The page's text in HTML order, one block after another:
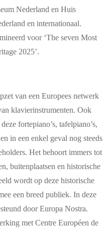
Nederland en Huis
en internationaal.
voor ‘The seven Most
2025’.
van een Europees netwerk
klavierinstrumenten. Ook
fortepiano’s, tafelpiano’s,
in een enkel geval nog steeds
Het behoort immers tot
buitenplaatsen en historische
wordt op deze historische
een breed publiek. In deze
door Europa Nostra.
met Centre Européen de